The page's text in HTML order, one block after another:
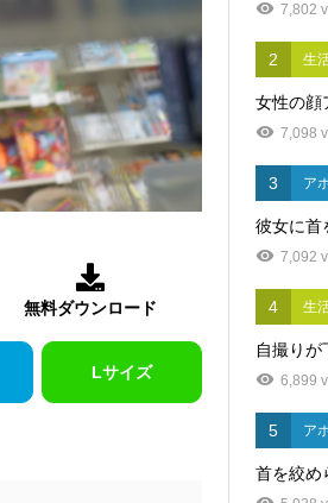

無料ダウンロード
Lサイズ
7,802
2 生
女性の顔
7,098
3 ア
彼女に首
7,092
4 生
自撮りが
6,899
5 ア
首を絞め